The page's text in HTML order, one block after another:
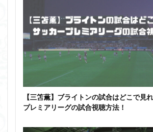
【三笘薫】ブライトンの試合はどこで見
プレミアリーグの試合視聴方法！